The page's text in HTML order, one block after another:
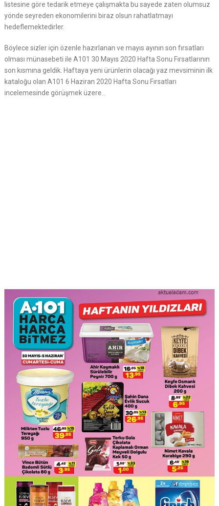
listesine göre tedarik etmeye çalışmakta bu sayede zaten olumsuz
yönde seyreden ekonomilerini biraz olsun rahatlatmayı
hedeflemektedirler.
Böylece sizler için özenle hazırlanan ve mayıs ayının son fırsatları
olması münasebeti ile A101 30 Mayıs 2020 Hafta Sonu Fırsatlarının
son kısmına geldik. Haftaya yeni ürünlerin olacağı yaz mevsiminin ilk
kataloğu olan A101 6 Haziran 2020 Hafta Sonu Fırsatları
incelemesinde görüşmek üzere…